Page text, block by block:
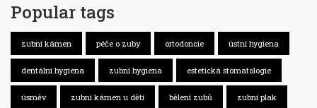
Popular tags
zubní kámen péče o zuby ortodoncie ústní hygiena
dentální hygiena zubní hygiena estetická stomatologie
úsměv zubní kámen u dětí bělení zubů zubní plak